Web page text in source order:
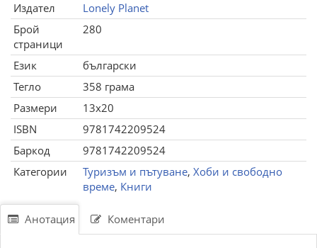
Издател
Lonely Planet
Брой
страници
280
Език
български
Тегло
358 грама
Размери
13x20
ISBN
9781742209524
Баркод
9781742209524
Категории
Туризъм и пътуване, Хоби и свободно
време, Книги
Анотация Коментари